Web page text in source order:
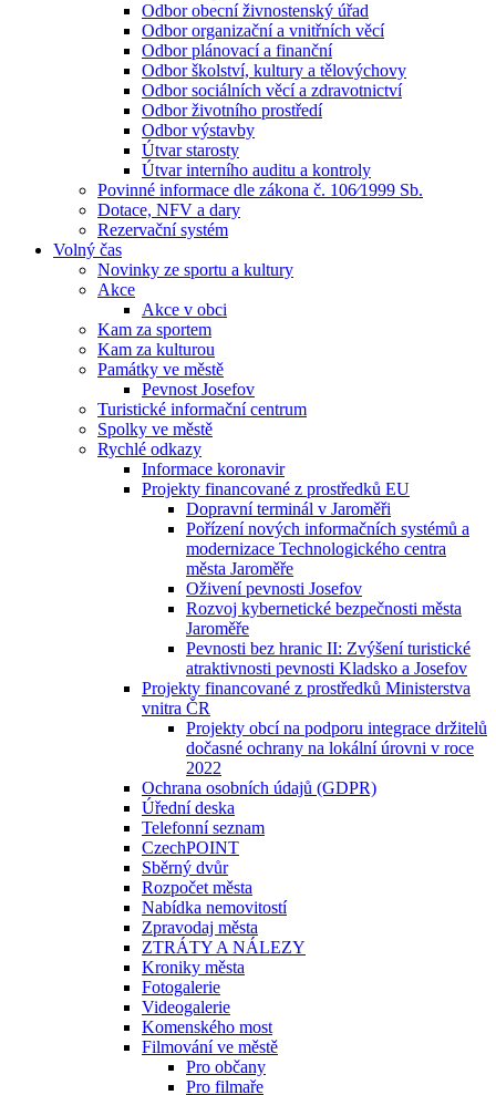
Odbor obecní živnostenský úřad
Odbor organizační a vnitřních věcí
Odbor plánovací a finanční
Odbor školství, kultury a tělovýchovy
Odbor sociálních věcí a zdravotnictví
Odbor životního prostředí
Odbor výstavby
Útvar starosty
Útvar interního auditu a kontroly
Povinné informace dle zákona č. 106⁄1999 Sb.
Dotace, NFV a dary
Rezervační systém
Volný čas
Novinky ze sportu a kultury
Akce
Akce v obci
Kam za sportem
Kam za kulturou
Památky ve městě
Pevnost Josefov
Turistické informační centrum
Spolky ve městě
Rychlé odkazy
Informace koronavir
Projekty financované z prostředků EU
Dopravní terminál v Jaroměři
Pořízení nových informačních systémů a
modernizace Technologického centra
města Jaroměře
Oživení pevnosti Josefov
Rozvoj kybernetické bezpečnosti města
Jaroměře
Pevnosti bez hranic II: Zvýšení turistické
atraktivnosti pevnosti Kladsko a Josefov
Projekty financované z prostředků Ministerstva
vnitra ČR
Projekty obcí na podporu integrace držitelů
dočasné ochrany na lokální úrovni v roce
2022
Ochrana osobních údajů (GDPR)
Úřední deska
Telefonní seznam
CzechPOINT
Sběrný dvůr
Rozpočet města
Nabídka nemovitostí
Zpravodaj města
ZTRÁTY A NÁLEZY
Kroniky města
Fotogalerie
Videogalerie
Komenského most
Filmování ve městě
Pro občany
Pro filmaře